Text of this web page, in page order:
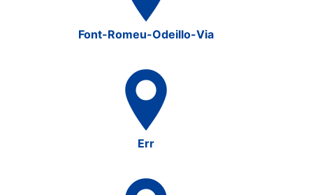
Font-Romeu-Odeillo-Via
Err